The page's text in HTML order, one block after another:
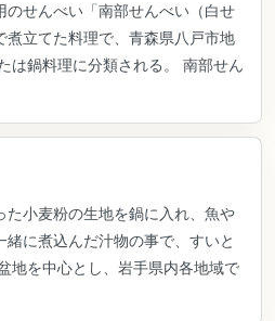
のせんべい「南部せんべい（白せ
煮立てた料理で、青森県八戸市地
は鍋料理に分類される。 南部せん
た小麦粉の生地を鍋に入れ、魚や
に煮込んだ汁物の事で、すいと
地を中心とし、岩手県内各地域で